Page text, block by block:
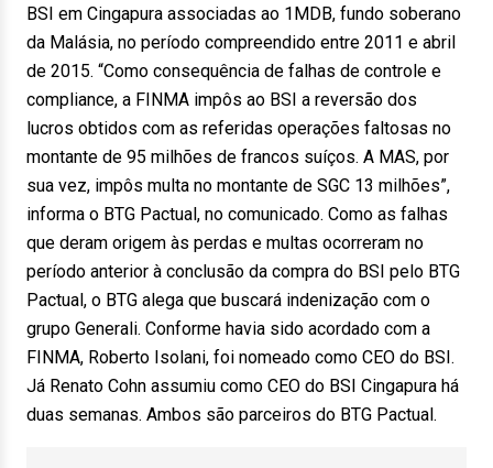
BSI em Cingapura associadas ao 1MDB, fundo soberano
da Malásia, no período compreendido entre 2011 e abril
de 2015. “Como consequência de falhas de controle e
compliance, a FINMA impôs ao BSI a reversão dos
lucros obtidos com as referidas operações faltosas no
montante de 95 milhões de francos suíços. A MAS, por
sua vez, impôs multa no montante de SGC 13 milhões”,
informa o BTG Pactual, no comunicado. Como as falhas
que deram origem às perdas e multas ocorreram no
período anterior à conclusão da compra do BSI pelo BTG
Pactual, o BTG alega que buscará indenização com o
grupo Generali. Conforme havia sido acordado com a
FINMA, Roberto Isolani, foi nomeado como CEO do BSI.
Já Renato Cohn assumiu como CEO do BSI Cingapura há
duas semanas. Ambos são parceiros do BTG Pactual.